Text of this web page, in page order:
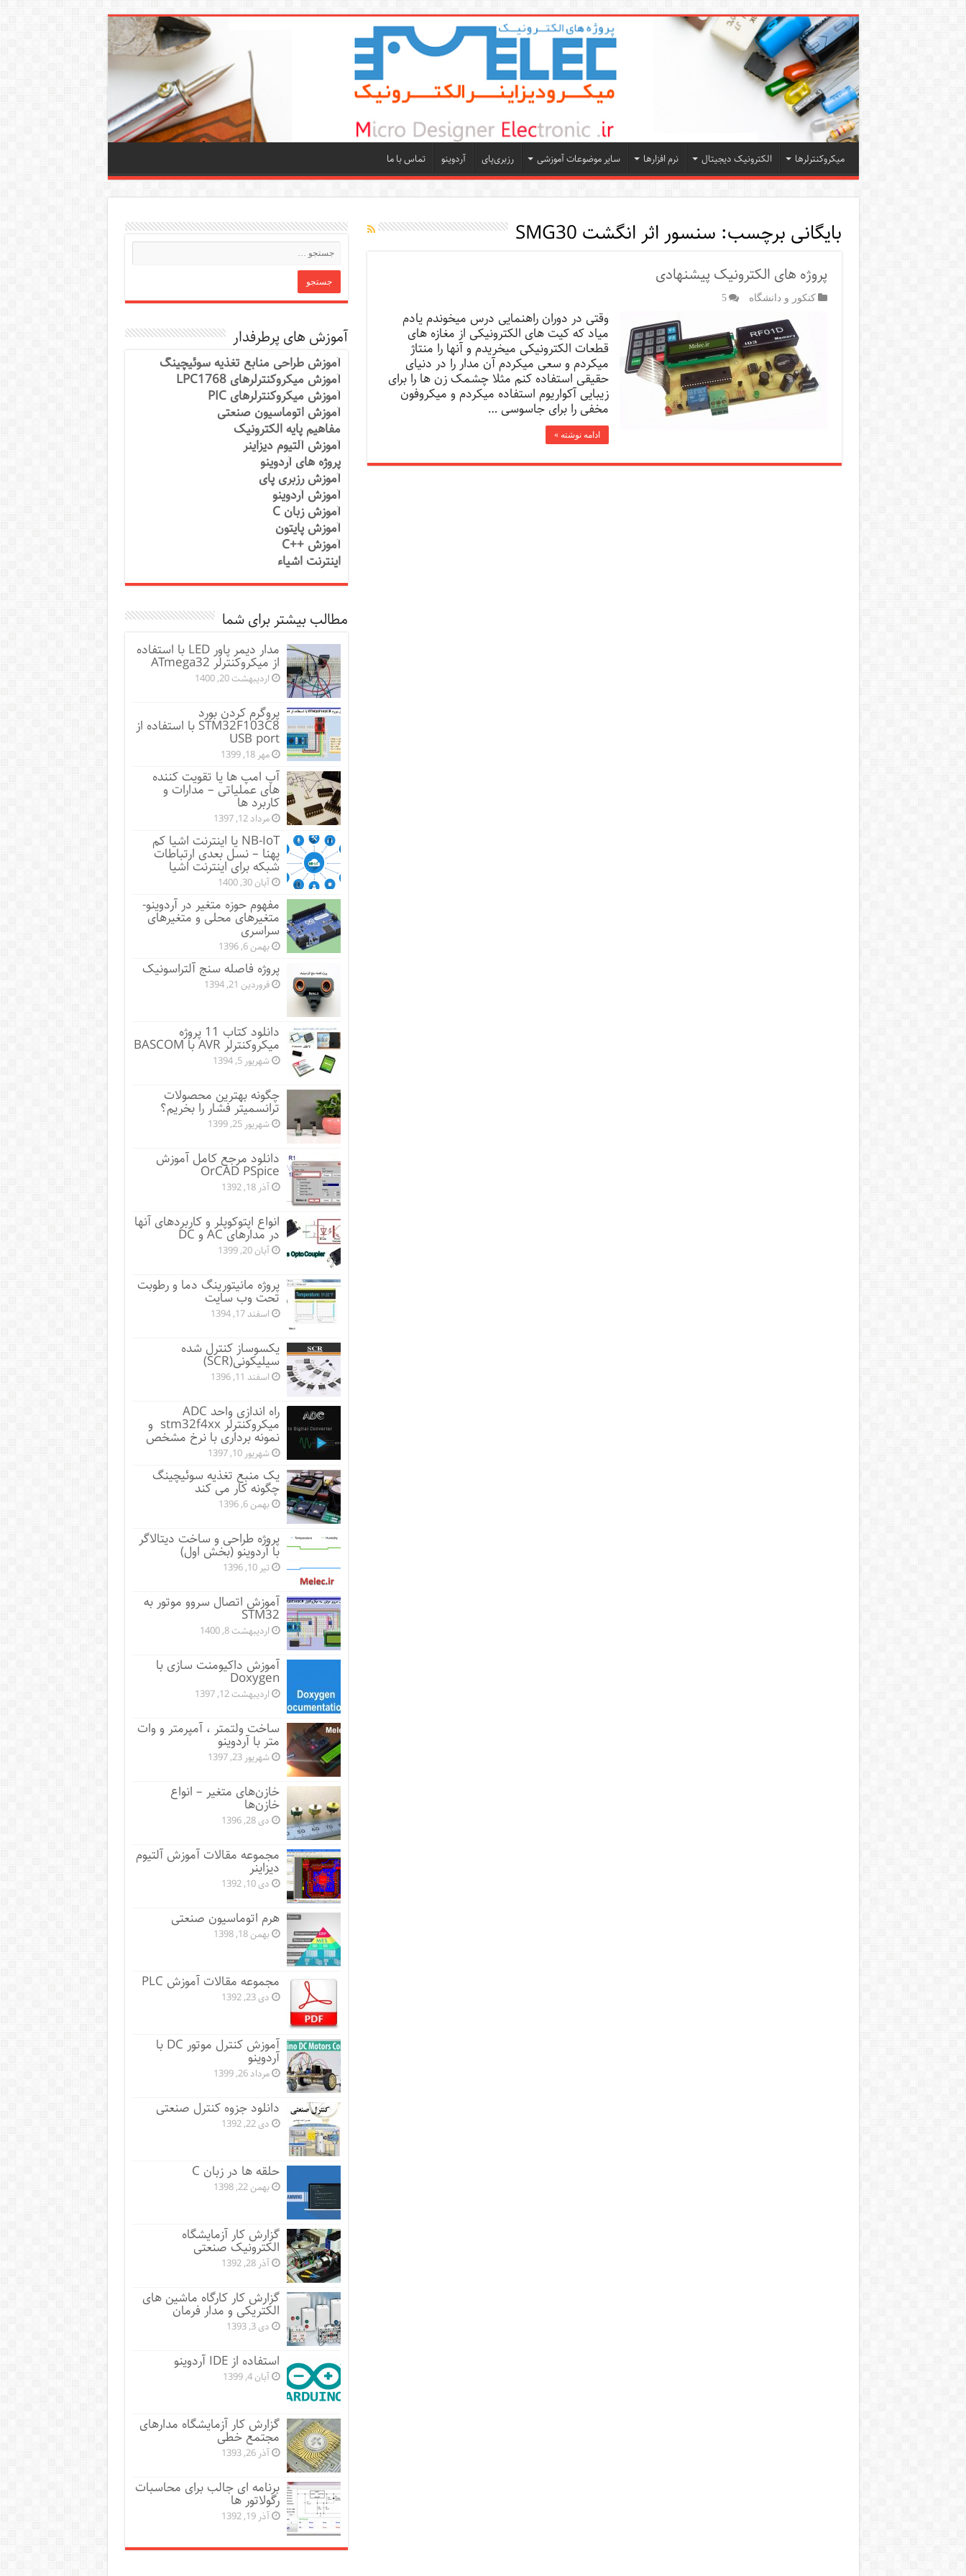
میکروکنترلرها الکترونیک دیجیتال نرم افزارها سایر موضوعات آموزشی رزبری‌پای آردوینو تماس با ما
بایگانی برچسب: سنسور اثر انگشت SMG30
پروژه های الکترونیک پیشنهادی
کنکور و دانشگاه 5
وقتی در دوران راهنمایی درس میخوندم یادم
میاد که کیت های الکترونیکی از مغازه های
قطعات الکترونیکی میخریدم و آنها را منتاژ
میکردم و سعی میکردم آن مدار را در دنیای
حقیقی استفاده کنم مثلا چشمک زن ها را برای
زیبایی آکواریوم استفاده میکردم و میکروفون
مخفی را برای جاسوسی …
ادامه نوشته »
آموزش های پرطرفدار
آموزش طراحی منابع تغذیه سوئیچینگ
آموزش میکروکنترلرهای LPC1768
آموزش میکروکنترلرهای PIC
آموزش اتوماسیون صنعتی
مفاهیم پایه الکترونیک
آموزش آلتیوم دیزاینر
پروژه های آردوینو
آموزش رزبری پای
آموزش آردوینو
آموزش زبان C
آموزش پایتون
آموزش ++C
اینترنت اشیاء
مطالب بیشتر برای شما
مدار دیمر پاور LED با استفاده
از میکروکنترلر ATmega32
اردیبهشت 20, 1400
پروگرم کردن بورد
STM32F103C8 با استفاده از
USB port
مهر 18, 1399
آپ امپ ها یا تقویت کننده
های عملیاتی – مدارات و
کاربرد ها
مرداد 12, 1397
NB-IoT یا اینترنت اشیا کم
پهنا – نسل بعدی ارتباطات
شبکه برای اینترنت اشیا
آبان 30, 1400
مفهوم حوزه متغیر در آردوینو-
متغیرهای محلی و متغیرهای
سراسری
بهمن 6, 1396
پروژه فاصله سنج آلتراسونیک
فروردین 21, 1394
دانلود کتاب 11 پروژه
میکروکنترلر AVR با BASCOM
شهریور 5, 1394
چگونه بهترین محصولات
ترانسمیتر فشار را بخریم؟
شهریور 25, 1399
دانلود مرجع کامل آموزش
OrCAD PSpice
آذر 18, 1392
انواع اپتوکوپلر و کاربردهای آنها
در مدارهای AC و DC
آبان 20, 1399
پروژه مانيتورينگ دما و رطوبت
تحت وب سایت
اسفند 17, 1394
یکسوساز کنترل شده
سیلیکونی(SCR)
اسفند 11, 1396
راه اندازی واحد ADC
میکروکنترلر stm32f4xx و
نمونه برداری با نرخ مشخص
شهریور 10, 1397
یک منبع تغذیه سوئیچینگ
چگونه کار می کند
بهمن 6, 1396
پروژه طراحی و ساخت دیتالاگر
با آردوینو (بخش اول)
تیر 10, 1396
آموزش اتصال سروو موتور به
STM32
اردیبهشت 8, 1400
آموزش داکیومنت سازی با
Doxygen
اردیبهشت 12, 1397
ساخت ولتمتر ، آمپرمتر و وات
متر با آردوینو
شهریور 23, 1397
خازن‌های متغیر – انواع
خازن‌ها
دی 28, 1396
مجموعه مقالات آموزش آلتیوم
دیزاینر
دی 10, 1392
هرم اتوماسیون صنعتی
بهمن 18, 1398
مجموعه مقالات آموزش PLC
دی 23, 1392
آموزش کنترل موتور DC با
آردوینو
مرداد 26, 1399
دانلود جزوه کنترل صنعتی
دی 22, 1392
حلقه ها در زبان C
بهمن 22, 1398
گزارش کار آزمایشگاه
الکترونیک صنعتی
آذر 28, 1392
گزارش کار کارگاه ماشین های
الکتریکی و مدار فرمان
دی 3, 1393
استفاده از IDE آردوینو
آبان 4, 1399
گزارش کار آزمایشگاه مدارهای
مجتمع خطی
آذر 26, 1393
برنامه ای جالب برای محاسبات
رگولاتور ها
آذر 19, 1392